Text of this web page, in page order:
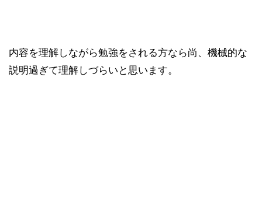
内容を理解しながら勉強をされる方なら尚、機械的な
説明過ぎて理解しづらいと思います。